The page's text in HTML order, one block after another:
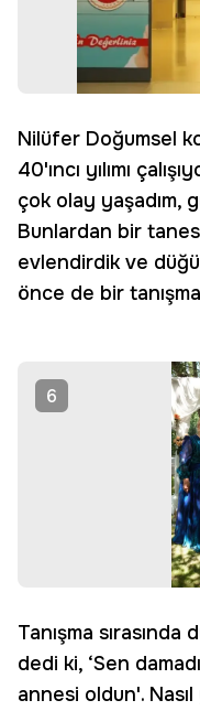
Nilüfer Doğumsel
40'ıncı yılımı
çok olay yaşadım,
Bunlardan bir
evlendirdik ve
önce de bir
6
Tanışma
dedi ki, ‘Sen
annesi oldun'.